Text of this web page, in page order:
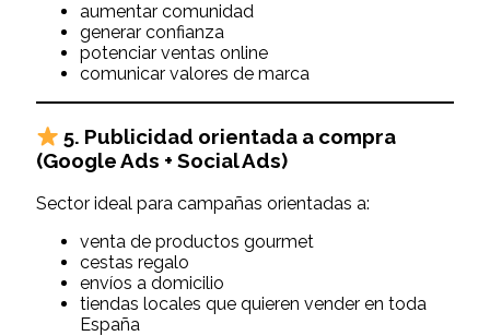
aumentar comunidad
generar confianza
potenciar ventas online
comunicar valores de marca
5. Publicidad orientada a compra
(Google Ads + Social Ads)
Sector ideal para campañas orientadas a:
venta de productos gourmet
cestas regalo
envíos a domicilio
tiendas locales que quieren vender en toda
España